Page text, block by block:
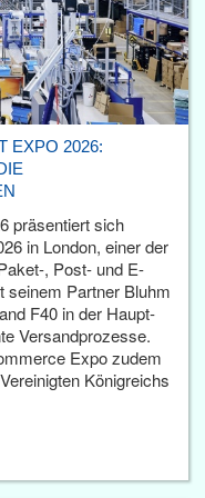
EXPO 2026:
präsentiert sich
in London, einer der
, Post- und E-
Partner Bluhm
F40 in der Haupt­
Versandprozesse.
Expo zudem
Königreichs